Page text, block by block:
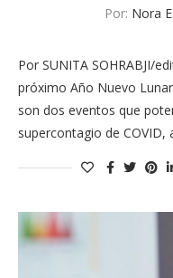
Por: Nora
Por SUNITA SOHRABJI/
próximo Año Nuevo
son dos eventos que
supercontagio de COVID,